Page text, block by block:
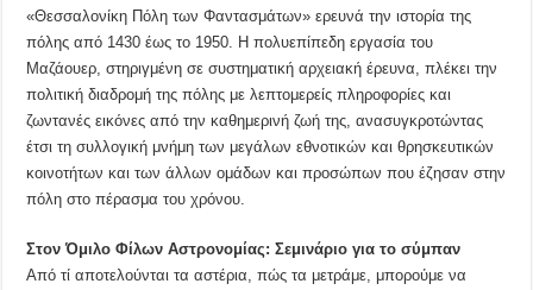
«Θεσσαλονίκη Πόλη των Φαντασμάτων» ερευνά την ιστορία της
πόλης από 1430 έως το 1950. Η πολυεπίπεδη εργασία του
Μαζάουερ, στηριγμένη σε συστηματική αρχειακή έρευνα, πλέκει την
πολιτική διαδρομή της πόλης με λεπτομερείς πληροφορίες και
ζωντανές εικόνες από την καθημερινή ζωή της, ανασυγκροτώντας
έτσι τη συλλογική μνήμη των μεγάλων εθνοτικών και θρησκευτικών
κοινοτήτων και των άλλων ομάδων και προσώπων που έζησαν στην
πόλη στο πέρασμα του χρόνου.
Στον Όμιλο Φίλων Αστρονομίας: Σεμινάριο για το σύμπαν
Από τί αποτελούνται τα αστέρια, πώς τα μετράμε, μπορούμε να